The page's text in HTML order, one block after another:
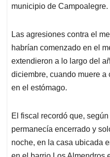
municipio de Campoalegre.
Las agresiones contra el
habrían comenzado en el
extendieron a lo largo del
diciembre, cuando muere
en el estómago.
El fiscal recordó que,
permanecía encerrado y
noche, en la casa ubicada